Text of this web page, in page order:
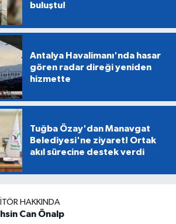
buluştu!
Antalya Havalimanı'nda hasar
gören radar direği yeniden
hizmette
Tuğba Özay'dan Manavgat
Belediyesi'ne ziyaret! Ortak
akıl sürecine destek verdi
HAKKINDA
Can Önalp